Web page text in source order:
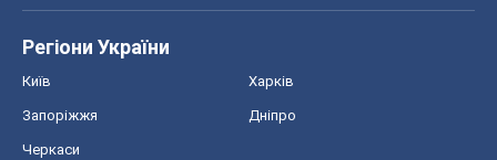
Регіони України
Київ Харків
Запоріжжя Дніпро
Черкаси